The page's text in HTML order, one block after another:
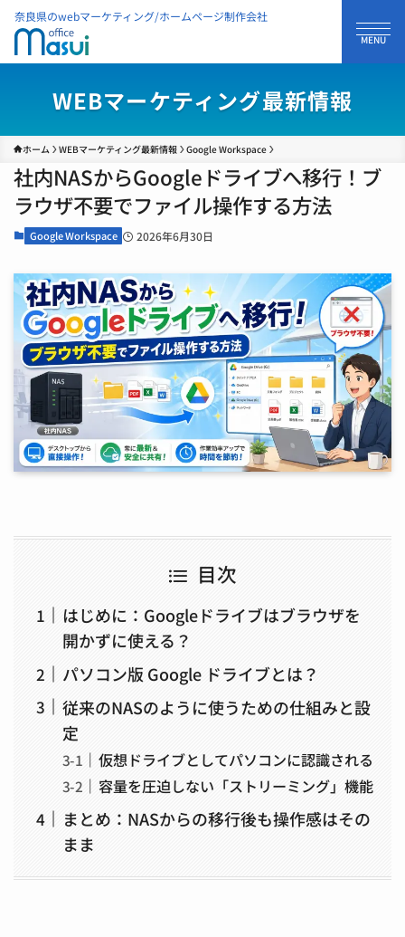
奈良県のwebマーケティング/ホームページ制作会社
WEBマーケティング最新情報
ホーム WEBマーケティング最新情報 Google Workspace
社内NASからGoogleドライブへ移行！ブ
ラウザ不要でファイル操作する方法
Google Workspace 2026年6月30日
目次
はじめに：Googleドライブはブラウザを
開かずに使える？
パソコン版 Google ドライブとは？
従来のNASのように使うための仕組みと設
定
仮想ドライブとしてパソコンに認識される
容量を圧迫しない「ストリーミング」機能
まとめ：NASからの移行後も操作感はその
まま